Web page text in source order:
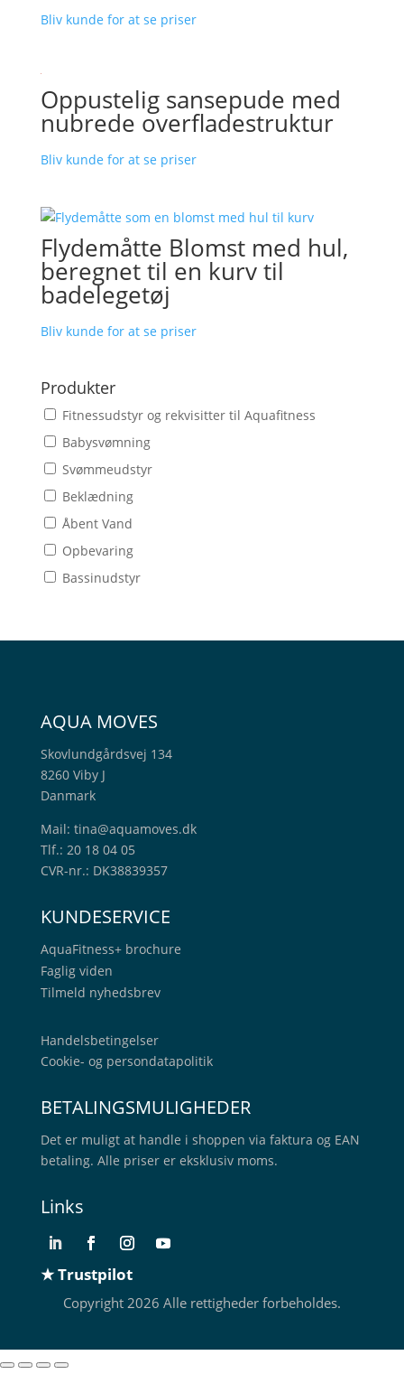
Bliv kunde for at se priser
Oppustelig sansepude med
nubrede overfladestruktur
Bliv kunde for at se priser
Flydemåtte Blomst med hul,
beregnet til en kurv til
badelegetøj
Bliv kunde for at se priser
Produkter
Fitnessudstyr og rekvisitter til Aquafitness
Babysvømning
Svømmeudstyr
Beklædning
Åbent Vand
Opbevaring
Bassinudstyr
AQUA MOVES
Skovlundgårdsvej 134
8260 Viby J
Danmark
Mail: tina@aquamoves.dk
Tlf.: 20 18 04 05
CVR-nr.: DK38839357
KUNDESERVICE
AquaFitness+ brochure
Faglig viden
Tilmeld nyhedsbrev
Handelsbetingelser
Cookie- og persondatapolitik
BETALINGSMULIGHEDER
Det er muligt at handle i shoppen via faktura og EAN
betaling. Alle priser er eksklusiv moms.
Links
★ Trustpilot
Copyright 2026 Alle rettigheder forbeholdes.